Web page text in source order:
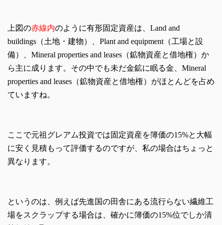
上図の赤線内のように有形固定資産は、Land and
buildings（土地・建物）、Plant and equipment（工場と設
備）、Mineral properties and leases（鉱物資産と借地権）か
ら主に成ります。その中でも未だ金鉱に眠る金、Mineral
properties and leases（鉱物資産と借地権）がほとんどを占め
ていますね。
ここで元祖グレアム投資では固定資産を簿価の15%と大幅
に安く見積もって評価するのですが、私の場合はちょっと
異なります。
というのは、例えば先進国の田舎にある流行らない繊維工
場をスクラップする場合は、確かに簿価の15%位でしか清